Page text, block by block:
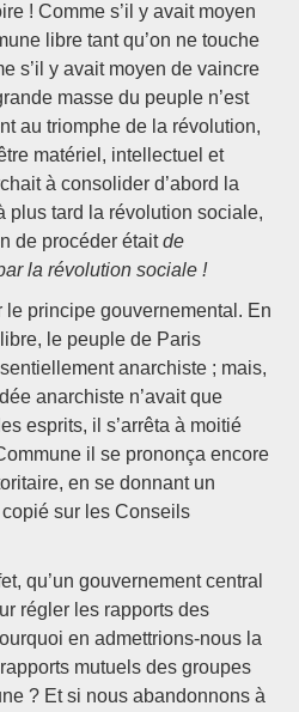
! Comme s’il y avait moyen
libre tant qu’on ne touche
s’il y avait moyen de vaincre
masse du peuple n’est
au triomphe de la révolution,
matériel, intellectuel et
à consolider d’abord la
plus tard la révolution sociale,
de procéder étaitde
la révolution sociale !
le principe gouvernemental. En
le peuple de Paris
anarchiste ; mais,
anarchiste n’avait que
esprits, il s’arrêta à moitié
il se prononça encore
en se donnant un
sur les Conseils
qu’un gouvernement central
régler les rapports des
en admettrions-nous la
mutuels des groupes
? Et si nous abandonnons à